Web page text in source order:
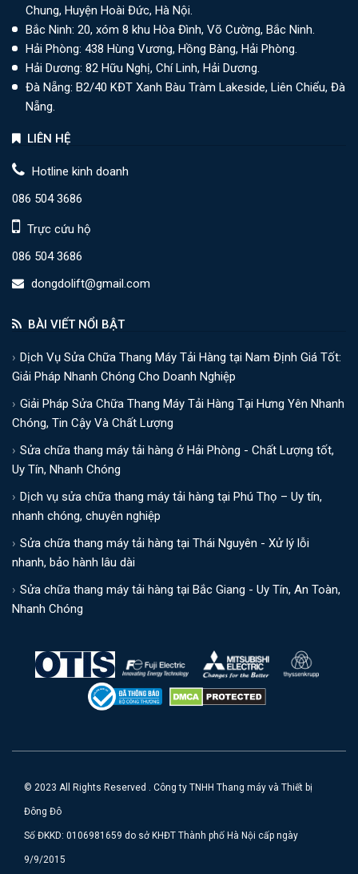
Chung, Huyện Hoài Đức, Hà Nội.
Bắc Ninh: 20, xóm 8 khu Hòa Đình, Võ Cường, Bắc Ninh.
Hải Phòng: 438 Hùng Vương, Hồng Bàng, Hải Phòng.
Hải Dương: 82 Hữu Nghị, Chí Linh, Hải Dương.
Đà Nẵng: B2/40 KĐT Xanh Bàu Tràm Lakeside, Liên Chiểu, Đà
Nẵng.
LIÊN HỆ
Hotline kinh doanh
086 504 3686
Trực cứu hộ
086 504 3686
dongdolift@gmail.com
BÀI VIẾT NỔI BẬT
Dịch Vụ Sửa Chữa Thang Máy Tải Hàng tại Nam Định Giá Tốt:
Giải Pháp Nhanh Chóng Cho Doanh Nghiệp
Giải Pháp Sửa Chữa Thang Máy Tải Hàng Tại Hưng Yên Nhanh
Chóng, Tin Cậy Và Chất Lượng
Sửa chữa thang máy tải hàng ở Hải Phòng - Chất Lượng tốt,
Uy Tín, Nhanh Chóng
Dịch vụ sửa chữa thang máy tải hàng tại Phú Thọ – Uy tín,
nhanh chóng, chuyên nghiệp
Sửa chữa thang máy tải hàng tại Thái Nguyên - Xử lý lỗi
nhanh, bảo hành lâu dài
Sửa chữa thang máy tải hàng tại Bắc Giang - Uy Tín, An Toàn,
Nhanh Chóng
© 2023 All Rights Reserved . Công ty TNHH Thang máy và Thiết bị
Đông Đô
Số ĐKKD: 0106981659 do sở KHĐT Thành phố Hà Nội cấp ngày
9/9/2015